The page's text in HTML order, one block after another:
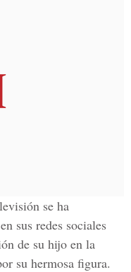
se ha
sus redes sociales
de su hijo en la
su hermosa figura.